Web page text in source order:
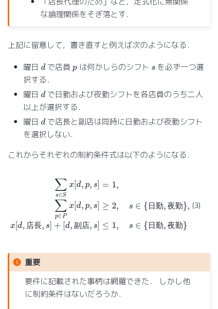
な論理関係をそぎ落とす．
上記に留意して，書き直すと例えば次のようになる．
曜日 d で店員p は何かしらのシフト sを必ず一つ選
択する．
曜日 d で日勤および夜勤シフトを各店員のうち二人
以上が選択する．
曜日 d で店長と副店は同時に日勤および夜勤シフト
を選択しない．
これからそれぞれの制約条件式は以下のようになる．
(3)
日勤 夜勤
店 長 副 店 日勤 夜勤
p,s]= 1, ∑ P p
店長,s + [d 店 ]≤
重要
要件に記載された事柄は網羅できた． しかし他
に制約条件はないだろうか．